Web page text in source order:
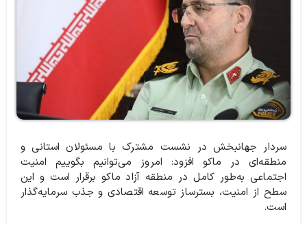
سردار جهانبخش در نشست مشترک با مسئولان استانی و
منطقه‌ای در ماکو افزود: امروز می‌توانیم بگوییم امنیت
اجتماعی به‌طور کامل در منطقه آزاد ماکو برقرار است و این
سطح از امنیت، بسترساز توسعه اقتصادی و جذب سرمایه‌گذار
است.